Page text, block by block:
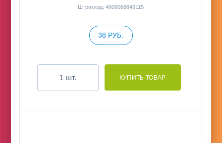
Штрихкод: 4606068849115
38 РУБ.
шт.